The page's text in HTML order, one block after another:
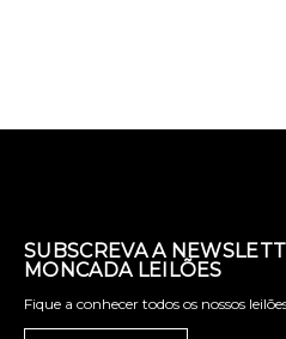
SUBSCREVA A
MONCADA LEILÕES
Fique a conhecer todos os nossos